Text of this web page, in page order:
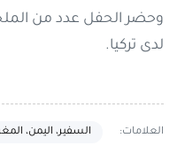
وحضر الحفل عدد من
لدى تركيا.
العلامات: السفير، اليمن،